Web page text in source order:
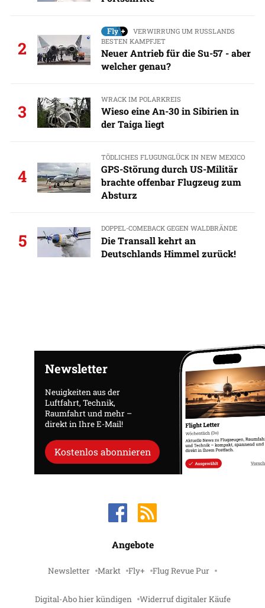
2
VERWIRRUNG UM RUSSLANDS
BESTEN KAMPFJET
Neuer Antrieb für die Su-57 - aber
welcher genau?
3
WRACK IM POLARKREIS
Wieso eine An-30 in Sibirien in
der Taiga liegt
4
TÖDLICHES FLUGUNGLÜCK IN NEW MEXICO
GPS-Störung durch US-Militär
brachte offenbar Flugzeug zum
Absturz
5
DOPPEL-COMEBACK GEGEN WALDBRÄNDE
Die Transall kehrt an
Deutschlands Himmel zurück!
Newsletter
Neuigkeiten aus der
Luftfahrt, Technik,
Raumfahrt und mehr –
direkt in Ihre E-Mail!
Kostenlos abonnieren
Angebote
Newsletter Markt Fly+ Flug Revue Pur
Digital-Abo hier kündigen Widerruf digitaler Käufe